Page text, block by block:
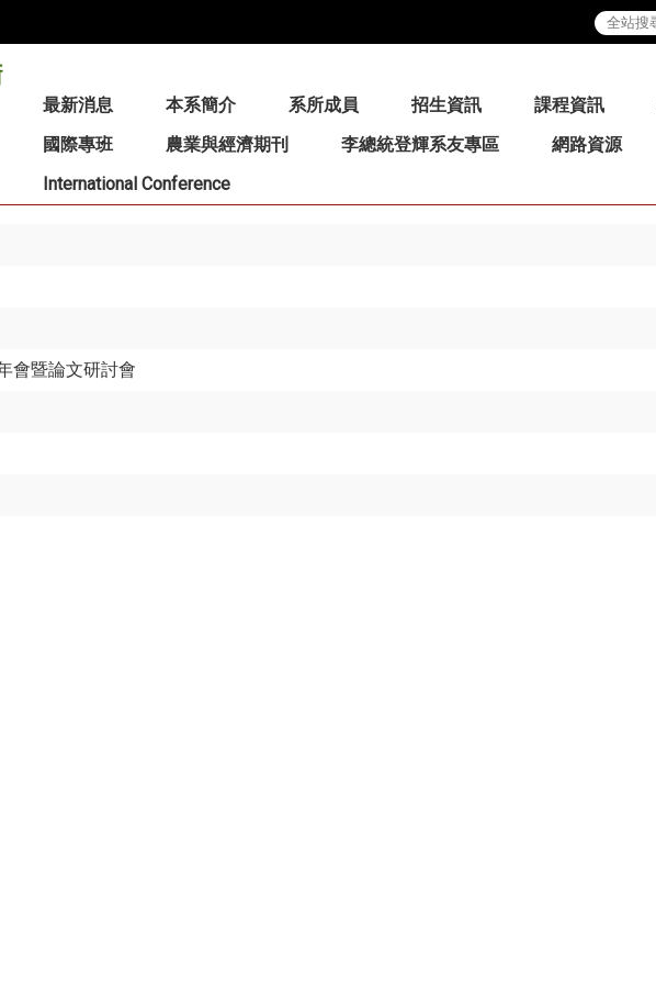
最新消息 本系簡介 系所成員 招生資訊 課程資訊
國際專班
農業與經濟期刊 李總統登輝系友專區
網路資源
International Conference
會暨論文研討會